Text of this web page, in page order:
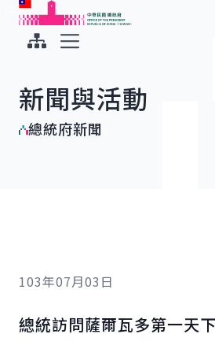
跳到主要內容
中華民國總統府
新聞與活動
總統府新聞
103年07月03日
總統訪問薩爾瓦多第一天